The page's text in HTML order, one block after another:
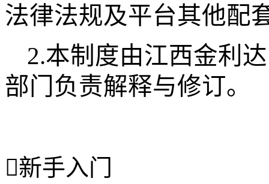
法律法规及平台其他配
2.本制度由江西金利
部门负责解释与修订。
新手入门